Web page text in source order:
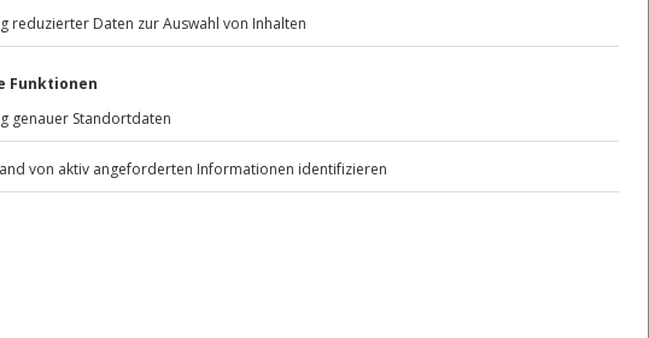
Absprache mit dem
Jochen Schweizer
Mühldorfstraße 8
81671 München
außer an bundesweiten